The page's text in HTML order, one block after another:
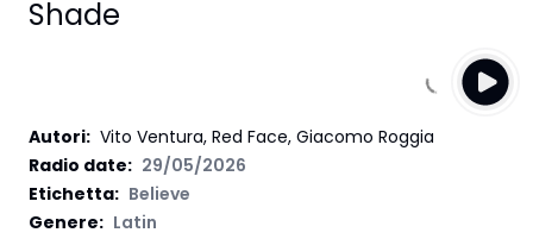
Shade
Autori: Vito Ventura, Red Face, Giacomo Roggia
Radio date: 29/05/2026
Etichetta: Believe
Genere: Latin